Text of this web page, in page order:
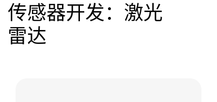
传感器开发：激光
雷达